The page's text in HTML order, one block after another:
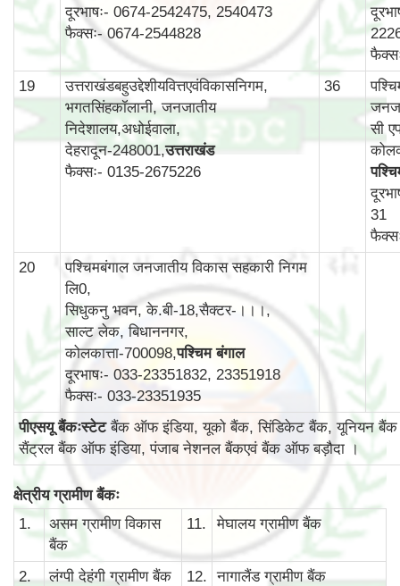
दूरभाषः- 0674-2542475, 2540473
फैक्सः- 0674-2544828
19
उत्तराखंडबहुउद्देशीयवित्तएवंविकासनिगम,
भगतसिंहकॉलानी, जनजातीय
निदेशालय,अधोईवाला,
देहरादून-248001,उत्तराखंड
फैक्सः- 0135-2675226
36
सी
31
20
पश्चिमबंगाल जनजातीय विकास सहकारी निगम
लि0,
सिधुकनु भवन, के.बी-18,सैक्टर-।।।,
साल्ट लेक, बिधाननगर,
कोलकात्ता-700098,पश्चिम बंगाल
दूरभाषः- 033-23351832, 23351918
फैक्सः- 033-23351935
पीएसयू बैंकःस्टेटबैंक ऑफ इंडिया, यूको बैंक, सिंडिकेट बैंक, यूनियन बैंक
सैंट्रल बैंक ऑफ इंडिया, पंजाब नेशनल बैंकएवं बैंक ऑफ बड़ौदा ।
क्षेत्रीय ग्रामीण बैंकः
1.
असम ग्रामीण विकास
बैंक
11. मेघालय ग्रामीण बैंक
2.
लंग्पी देहंगी ग्रामीण बैंक
12. नागालैंड ग्रामीण बैंक